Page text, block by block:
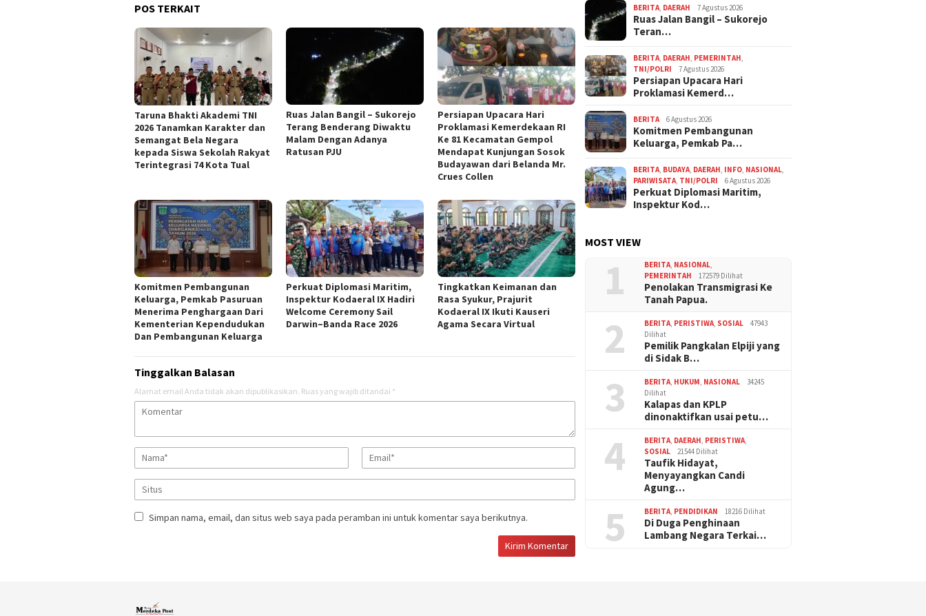
POS TERKAIT
Taruna Bhakti Akademi TNI
2026 Tanamkan Karakter dan
Semangat Bela Negara
kepada Siswa Sekolah Rakyat
Terintegrasi 74 Kota Tual
Ruas Jalan Bangil – Sukorejo
Terang Benderang Diwaktu
Malam Dengan Adanya
Ratusan PJU
Persiapan Upacara Hari
Proklamasi Kemerdekaan RI
Ke 81 Kecamatan Gempol
Mendapat Kunjungan Sosok
Budayawan dari Belanda Mr.
Crues Collen
Komitmen Pembangunan
Keluarga, Pemkab Pasuruan
Menerima Penghargaan Dari
Kementerian Kependudukan
Dan Pembangunan Keluarga
Perkuat Diplomasi Maritim,
Inspektur Kodaeral IX Hadiri
Welcome Ceremony Sail
Darwin–Banda Race 2026
Tingkatkan Keimanan dan
Rasa Syukur, Prajurit
Kodaeral IX Ikuti Kauseri
Agama Secara Virtual
Tinggalkan Balasan
Alamat email Anda tidak akan dipublikasikan. Ruas yang wajib ditandai *
Simpan nama, email, dan situs web saya pada peramban ini untuk komentar saya berikutnya.
BERITA, DAERAH 7 Agustus 2026
Ruas Jalan Bangil – Sukorejo
Teran…
BERITA, DAERAH, PEMERINTAH,
TNI/POLRI
7 Agustus 2026
Persiapan Upacara Hari
Proklamasi Kemerd…
BERITA 6 Agustus 2026
Komitmen Pembangunan
Keluarga, Pemkab Pa…
BERITA, BUDAYA, DAERAH, INFO, NASIONAL,
PARIWISATA, TNI/POLRI 6 Agustus 2026
Perkuat Diplomasi Maritim,
Inspektur Kod…
MOST VIEW
1 BERITA, NASIONAL,
PEMERINTAH
172579 Dilihat
Penolakan Transmigrasi Ke
Tanah Papua.
2 BERITA, PERISTIWA, SOSIAL
47943
Dilihat
Pemilik Pangkalan Elpiji yang
di Sidak B…
3 BERITA, HUKUM, NASIONAL
34245
Dilihat
Kalapas dan KPLP
dinonaktifkan usai petu…
4 BERITA, DAERAH, PERISTIWA,
SOSIAL
21544 Dilihat
Taufik Hidayat,
Menyayangkan Candi
Agung…
5 BERITA, PENDIDIKAN 18216 Dilihat
Di Duga Penghinaan
Lambang Negara Terkai…